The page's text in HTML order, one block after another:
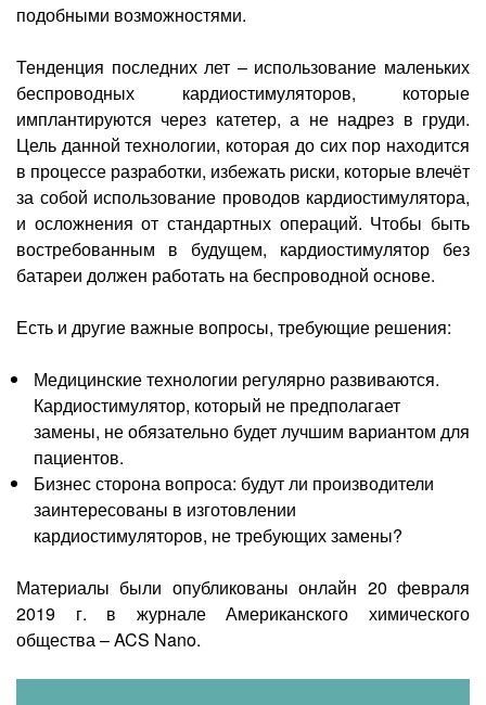
подобными возможностями.
Тенденция последних лет – использование маленьких
беспроводных кардиостимуляторов, которые
имплантируются через катетер, а не надрез в груди.
Цель данной технологии, которая до сих пор находится
в процессе разработки, избежать риски, которые влечёт
за собой использование проводов кардиостимулятора,
и осложнения от стандартных операций. Чтобы быть
востребованным в будущем, кардиостимулятор без
батареи должен работать на беспроводной основе.
Есть и другие важные вопросы, требующие решения:
Медицинские технологии регулярно развиваются.
Кардиостимулятор, который не предполагает
замены, не обязательно будет лучшим вариантом для
пациентов.
Бизнес сторона вопроса: будут ли производители
заинтересованы в изготовлении
кардиостимуляторов, не требующих замены?
Материалы были опубликованы онлайн 20 февраля
2019 г. в журнале Американского химического
общества – ACS Nano.